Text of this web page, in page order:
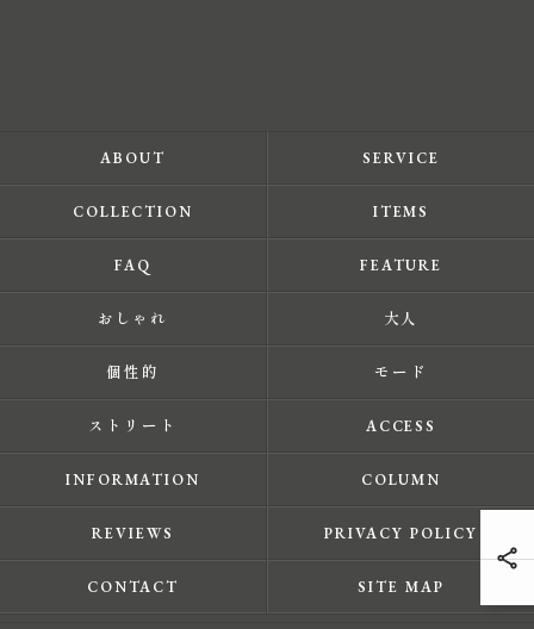
ABOUT SERVICE
COLLECTION ITEMS
FAQ FEATURE
おしゃれ 大人
個性的 モード
ストリート ACCESS
INFORMATION COLUMN
REVIEWS PRIVACY POLICY
CONTACT SITE MAP